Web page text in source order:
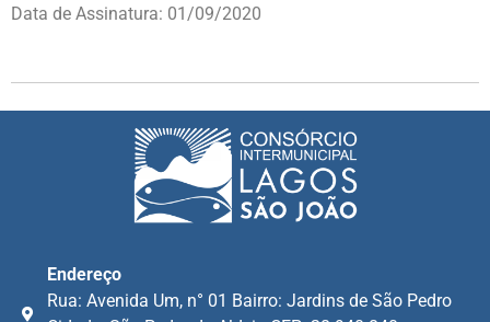
Data de Assinatura: 01/09/2020
Endereço
Rua: Avenida Um, n° 01 Bairro: Jardins de São Pedro